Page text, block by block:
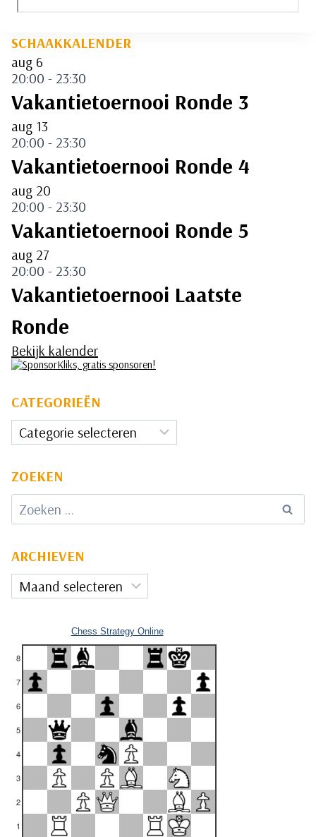
SCHAAKKALENDER
aug 6
20:00 - 23:30
Vakantietoernooi Ronde 3
aug 13
20:00 - 23:30
Vakantietoernooi Ronde 4
aug 20
20:00 - 23:30
Vakantietoernooi Ronde 5
aug 27
20:00 - 23:30
Vakantietoernooi Laatste
Ronde
Bekijk kalender
CATEGORIEËN
Categorieën
ZOEKEN
Zoeken
naar:
ARCHIEVEN
Archieven